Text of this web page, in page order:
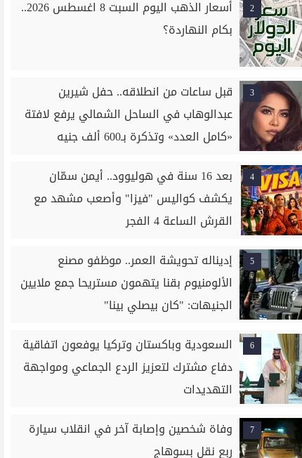
2
أسعار الذهب اليوم السبت 8 اغسطس 2026..
بكام النهاردة؟
3
قبل ساعات من انطلاقه.. حفل شيرين
عبدالوهاب في الساحل الشمالي يرفع لافتة
«كامل العدد» وتذكرة بـ600 ألف جنيه
4
بعد 16 سنة في هوليوود.. أيمن سمّان
يكشف كواليس "فيزا" وأصعب مشهد مع
القرش الساعة 4 الفجر
5
إديناله تحويشة العمر.. موظفو مصنع
الألومنيوم بقنا يتهمون مستريحا جمع ملايين
الجنيهات: "كان بيصلي بينا"
6
السعودية وباكستان وتركيا يوفعون اتفاقية
دفاع مشترك لتعزيز الردع الجماعي ومواجهة
التهديدات
7
وفاة شخصين وإصابة آخر في انقلاب سيارة
ربع نقل بسوهاج